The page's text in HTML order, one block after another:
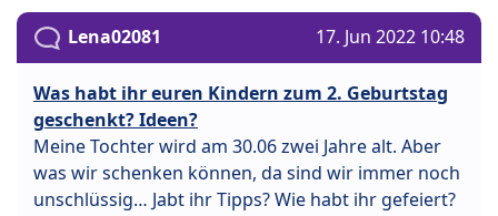
Lena02081 17. Jun 2022 10:48
Was habt ihr euren Kindern zum 2. Geburtstag
geschenkt? Ideen?
Meine Tochter wird am 30.06 zwei Jahre alt. Aber
was wir schenken können, da sind wir immer noch
unschlüssig… Jabt ihr Tipps? Wie habt ihr gefeiert?